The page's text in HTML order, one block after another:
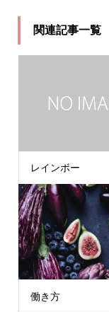
関連記事一覧
レインボー
働き方